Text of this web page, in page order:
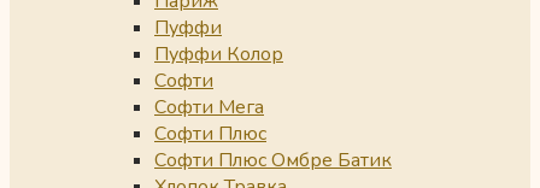
Пуффи
Пуффи Колор
Софти
Софти Мега
Софти Плюс
Софти Плюс Омбре Батик